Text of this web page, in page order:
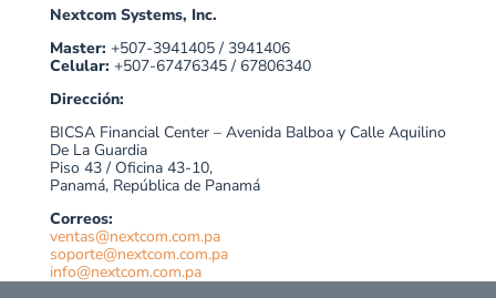
Nextcom Systems, Inc.
Master: +507-3941405 / 3941406
Celular: +507-67476345 / 67806340
Dirección:
BICSA Financial Center – Avenida Balboa y Calle Aquilino
De La Guardia
Piso 43 / Oficina 43-10,
Panamá, República de Panamá
Correos:
ventas@nextcom.com.pa
soporte@nextcom.com.pa
info@nextcom.com.pa